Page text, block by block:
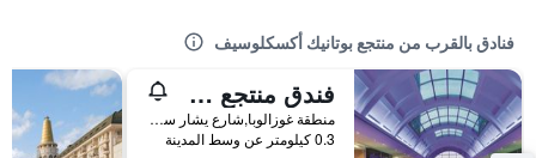
فنادق بالقرب من منتجع بوتانيك أكسكلوسيف
فندق منتجع ميراكل
منطقة غوزالوبا,شارع يشار سوبوتاي رقم 34, أنطاليا, تركيا
0.3 كيلومتر عن وسط المدينة